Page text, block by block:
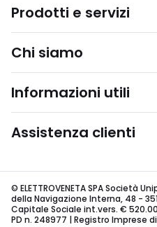
Prodotti e servizi
Chi siamo
Informazioni utili
Assistenza clienti
© ELETTROVENETA SPA Società
della Navigazione Interna, 48 -
Capitale Sociale int.vers. € 520.000
PD n. 248977 | Registro Imprese